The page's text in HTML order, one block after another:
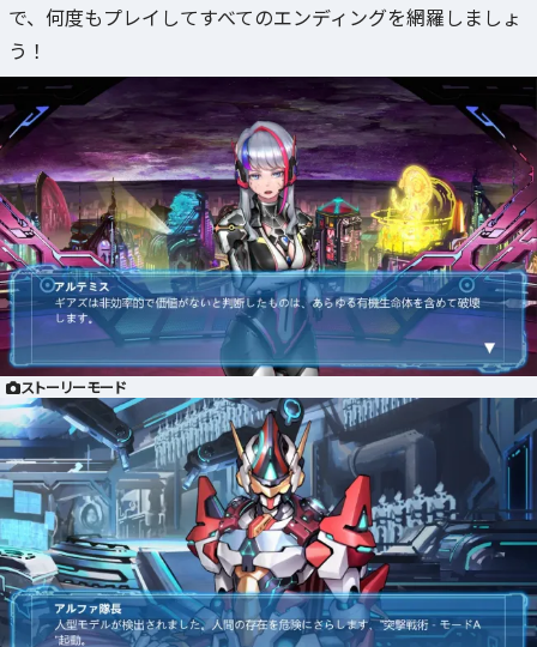
で、何度もプレイしてすべてのエンディングを網羅しましょ
う！
ストーリーモード